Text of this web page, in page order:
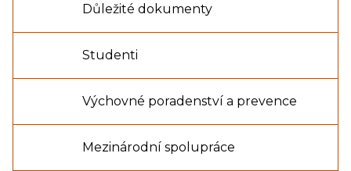
Důležité dokumenty
Studenti
Výchovné poradenství a prevence
Mezinárodní spolupráce